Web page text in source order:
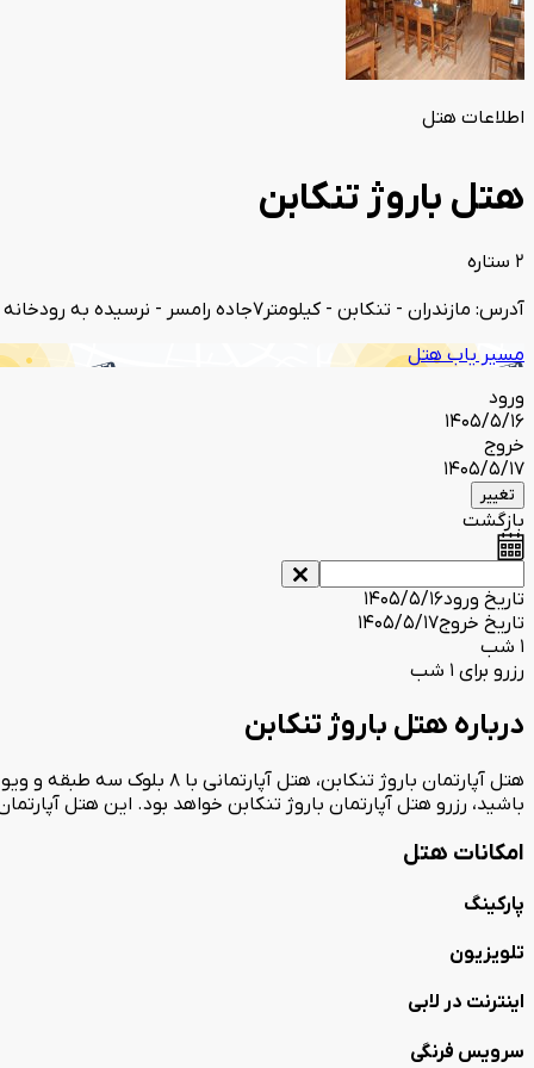
اطلاعات هتل
هتل باروژ تنکابن
2 ستاره
آدرس: مازندران - تنکابن - کیلومتر7جاده رامسر - نرسیده به رودخانه چالک رود
مسیر یاب هتل
ورود
1405/5/16
خروج
1405/5/17
تغییر
بازگشت
تاریخ ورود1405/5/16
تاریخ خروج1405/5/17
1 شب
رزرو برای 1 شب
درباره هتل باروژ تنکابن
هتل آپارتمان باروژ
باشید، رزرو هتل آپارتمان باروژ تنکابن خواهد بود. این هتل
امکانات هتل
پارکینگ
تلویزیون
اینترنت در لابی
سرویس فرنگی